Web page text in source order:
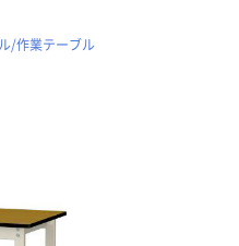
/作業テーブル